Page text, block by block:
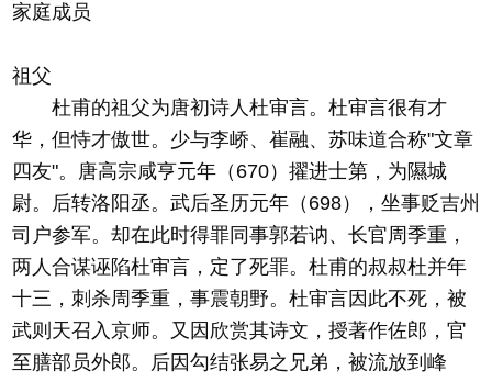
家庭成员
祖父
杜甫的祖父为唐初诗人杜审言。杜审言很有才
华，但恃才傲世。少与李峤、崔融、苏味道合称"文章
四友"。唐高宗咸亨元年（670）擢进士第，为隰城
尉。后转洛阳丞。武后圣历元年（698），坐事贬吉州
司户参军。却在此时得罪同事郭若讷、长官周季重，
两人合谋诬陷杜审言，定了死罪。杜甫的叔叔杜并年
十三，刺杀周季重，事震朝野。杜审言因此不死，被
武则天召入京师。又因欣赏其诗文，授著作佐郎，官
至膳部员外郎。后因勾结张易之兄弟，被流放到峰